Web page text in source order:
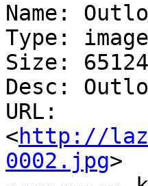
Name:
Type:
Size:
Desc:
URL:
<http://
0002.jpg>